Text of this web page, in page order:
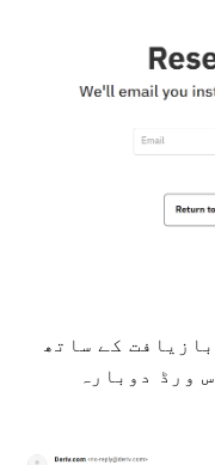
کے ساتھ
ورڈ دوبارہ